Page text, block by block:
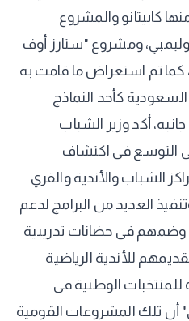
كابيتانو والمشروع
ومشروع "ستارز أوف
كما تم استعراض ما قامت به
كأحد النماذج
أكد وزير الشباب
التوسع فى اكتشاف
الشباب والأندية والقري
العديد من البرامج لدعم
وضمهم فى حضانات تدريبية
للأندية الرياضية
للمنتخبات الوطنية فى
أن تلك المشروعات القومية